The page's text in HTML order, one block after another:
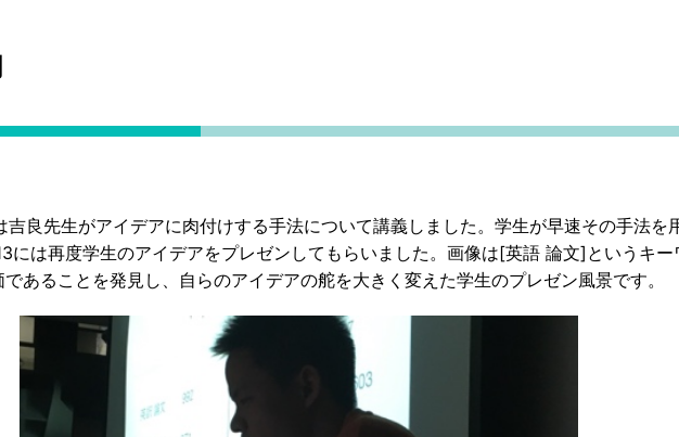
吉良先生がアイデアに肉付けする手法について講義しました。学生が早速その手法を
には再度学生のアイデアをプレゼンしてもらいました。画像は[英語 論文]というキー
あることを発見し、自らのアイデアの舵を大きく変えた学生のプレゼン風景です。